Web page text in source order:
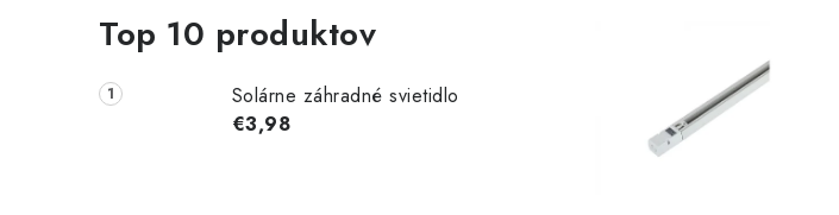
Top 10 produktov
Solárne záhradné svietidlo
€3,98